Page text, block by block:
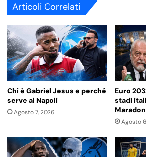
Articoli Correlati
Chi è Gabriel Jesus e perché
serve al Napoli
Agosto 7, 2026
Euro
stadi
Agosto